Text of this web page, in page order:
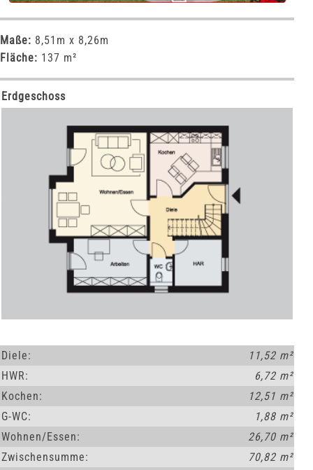
Maße: 8,51m x 8,26m
Fläche: 137 m²
Erdgeschoss
Diele:
11,52 m²
HWR:
6,72 m²
Kochen:
12,51 m²
G-WC:
1,88 m²
Wohnen/Essen:
26,70 m²
Zwischensumme:
70,82 m²